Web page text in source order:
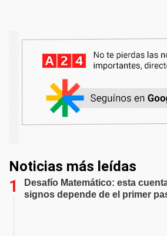
Noticias más leídas
Desafío Matemático: esta
signos depende de el primer